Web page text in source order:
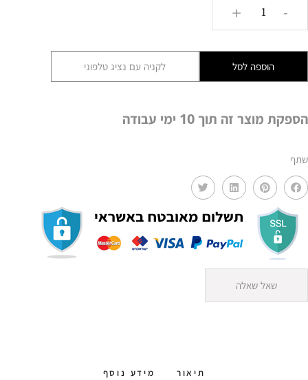
-
אובלי
+
הוספה לסל לקניה עם נציג טלפוני
הספקת מוצר זה תוך 10 ימי עבודה
שתף
שאל שאלה
תיאור מידע נוסף